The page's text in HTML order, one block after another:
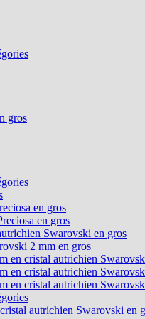
gros
en gros
en gros
Swarovski en gros
2 mm en gros
en cristal autrichien
en cristal autrichien
en cristal autrichien
autrichien Swarovski en